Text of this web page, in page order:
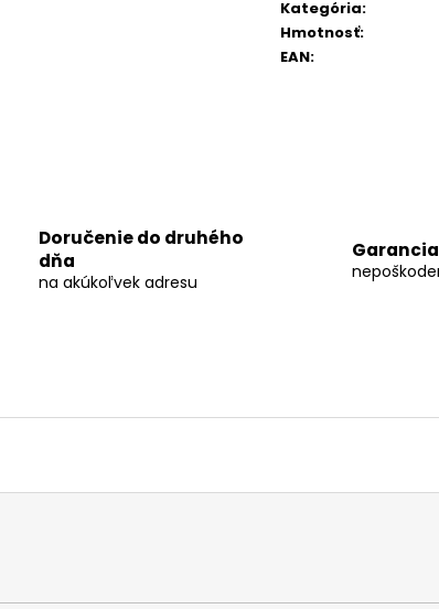
Kategória:
Hmotnosť:
EAN:
Doručenie do druhého
dňa
na akúkoľvek adresu
FLEX MADLO SOLO AP 18/